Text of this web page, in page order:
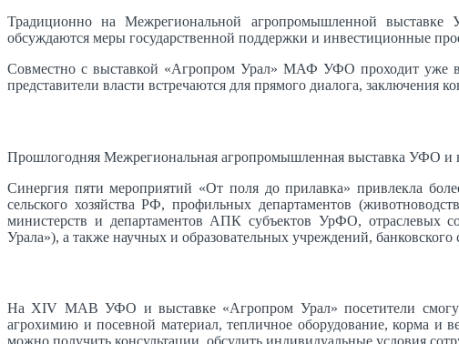
Традиционно на Межрегиональной агропромышленной выставке
обсуждаются меры государственной поддержки и инвестиционные
Совместно с выставкой «Агропром Урал» МАФ УФО проходит уже в
представители власти встречаются для прямого диалога, заключения
Прошлогодняя Межрегиональная агропромышленная выставка УФО и
Синергия пяти мероприятий «От поля до прилавка» привлекла
сельского хозяйства РФ, профильных департаментов
министерств и департаментов АПК субъектов УрФО,
Урала»), а также научных и образовательных учреждений, банковского
На XIV МАВ УФО и выставке «Агропром Урал» посетители смогут
агрохимию и посевной материал, тепличное оборудование, корма и
можно получить консультации, обсудить индивидуальные условия